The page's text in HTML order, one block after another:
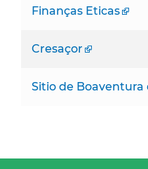
Finanças Eticas
Cresaçor
Sitio de Boaventura